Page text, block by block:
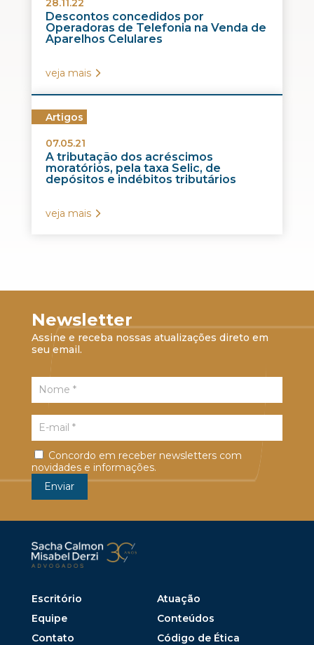
28.11.22
Descontos concedidos por
Operadoras de Telefonia na Venda de
Aparelhos Celulares
veja mais
Artigos
07.05.21
A tributação dos acréscimos
moratórios, pela taxa Selic, de
depósitos e indébitos tributários
veja mais
Newsletter
Assine e receba nossas atualizações direto em
seu email.
Concordo em receber newsletters com
novidades e informações.
Escritório
Atuação
Equipe
Conteúdos
Contato
Código de Ética